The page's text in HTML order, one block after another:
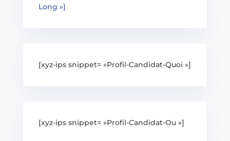
Long »]
[xyz-ips snippet= »Profil-Candidat-Quoi »]
[xyz-ips snippet= »Profil-Candidat-Ou »]